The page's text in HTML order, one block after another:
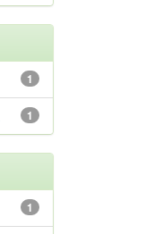
1
1
1